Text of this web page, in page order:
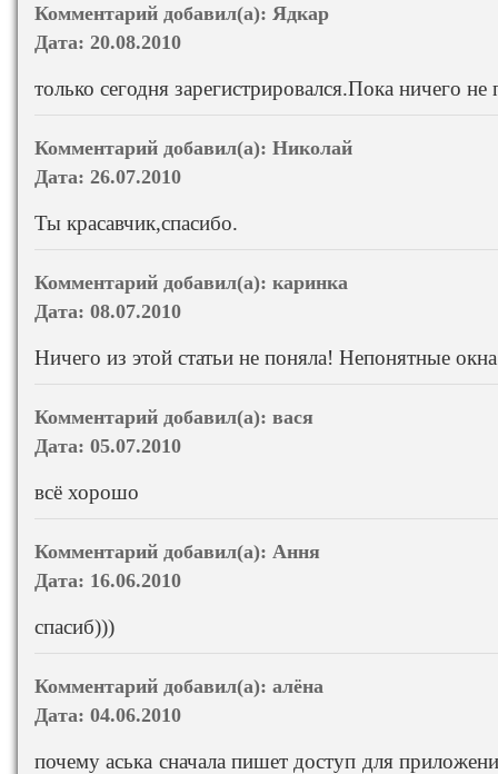
Комментарий добавил(а): Ядкар
Дата: 20.08.2010
только сегодня зарегистрировался.Пока ничего не
Комментарий добавил(а): Николай
Дата: 26.07.2010
Ты красавчик,спасибо.
Комментарий добавил(а): каринка
Дата: 08.07.2010
Ничего из этой статьи не поняла! Непонятные
Комментарий добавил(а): вася
Дата: 05.07.2010
всё хорошо
Комментарий добавил(а): Ання
Дата: 16.06.2010
спасиб)))
Комментарий добавил(а): алёна
Дата: 04.06.2010
почему аська сначала пишет доступ для